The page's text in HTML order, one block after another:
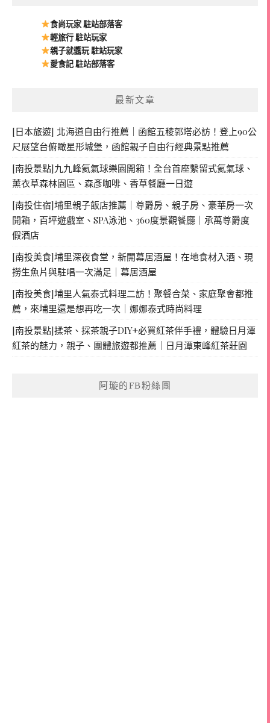
食尚玩家 駐站部落客
輕旅行 駐站玩家
親子就醬玩 駐站玩家
愛食記 駐站部落客
最新文章
[日本旅遊] 北海道自由行推薦｜函館五稜郭塔必訪！登上90公
尺展望台俯瞰星形城堡，函館親子自由行經典景點推薦
[南投景點]九九峰氦氣球樂園開箱！全台首座繫留式氦氣球、
薰衣草森林園區、森彥咖啡、香草餐廳一日遊
[南投住宿]埔里親子飯店推薦｜尊爵房、親子房、豪華房一次
開箱，百坪遊戲室、SPA泳池、360度景觀餐廳｜承萬尊爵度
假酒店
[南投美食]埔里深夜食堂，新開幕居酒屋！在地食材入酒、現
撈生魚片與駐唱一次滿足｜幕居酒屋
[南投美食]埔里人氣泰式料理二訪！聚餐合菜、家庭聚會都推
薦，來埔里還是想再吃一次｜娜娜泰式時尚料理
[南投景點]揉茶、採茶親子DIY+必買紅茶伴手禮，體驗日月潭
紅茶的魅力，親子、團體旅遊都推薦｜日月潭東峰紅茶莊園
阿璇的FB粉絲團